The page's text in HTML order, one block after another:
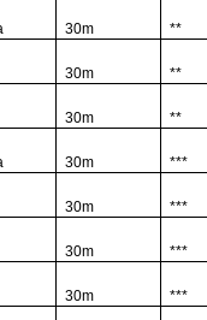
30m
**
30m
**
30m
**
30m
***
30m
***
30m
***
30m
***